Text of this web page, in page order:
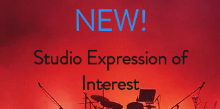
NEW!
Studio Expression of
Interest